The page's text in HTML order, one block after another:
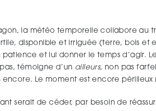
la météo temporelle collabore au
disponible et irriguée (terre, bois et
patience et lui donner le temps d’agir.
témoigne d’un ailleurs, non pas
encore. Le moment est encore
serait de céder, par besoin de